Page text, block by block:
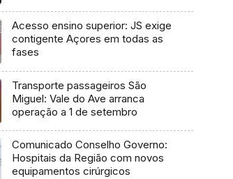
Acesso ensino superior: JS exige
contigente Açores em todas as
fases
Transporte passageiros São
Miguel: Vale do Ave arranca
operação a 1 de setembro
Comunicado Conselho Governo:
Hospitais da Região com novos
equipamentos cirúrgicos